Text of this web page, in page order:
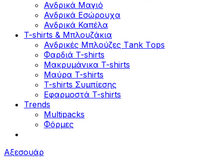
Ανδρικά Μαγιό
Ανδρικά Εσώρουχα
Ανδρικά Καπέλα
T-shirts & Μπλουζάκια
Ανδρικές Mπλούζες Τank Τops
Φαρδιά T-shirts
Μακρυμάνικα T-shirts
Μαύρα T-shirts
T-shirts Συμπίεσης
Εφαρμοστά T-shirts
Trends
Multipacks
Φόρμες
Αξεσουάρ